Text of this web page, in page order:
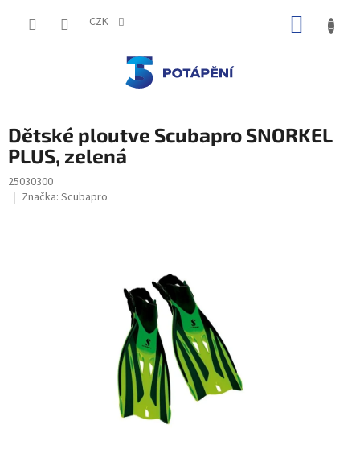
CZK
Dětské ploutve Scubapro SNORKEL
PLUS, zelená
25030300
Značka: Scubapro